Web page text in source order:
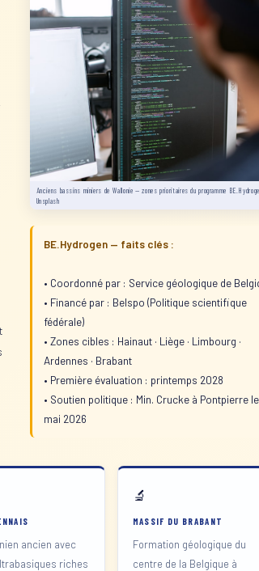
Anciens bassins miniers de Wallonie — zones prioritaires du programme
Unsplash
BE.Hydrogen — faits clés :
• Coordonné par : Service géologique de
• Financé par : Belspo (Politique scientifique
fédérale)
• Zones cibles : Hainaut · Liège · Limbourg ·
Ardennes · Brabant
• Première évaluation : printemps 2028
• Soutien politique : Min. Crucke à Pontpierre
mai 2026
ancien avec
riches
🔬
MASSIF DU BRABANT
Formation géologique du
centre de la Belgique à